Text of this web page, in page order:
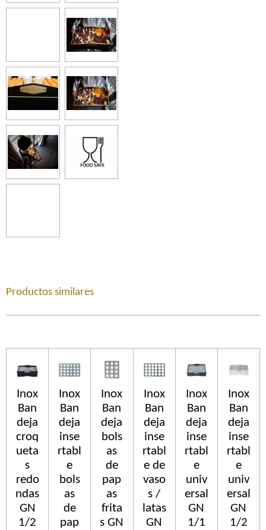
Productos similares
Inox
Ban
deja
croq
ueta
s
redo
ndas
GN
1/2
Inox
Ban
deja
inse
rtabl
e
bols
as
de
pap
Inox
Ban
deja
bols
as
de
pap
as
frita
s GN
Inox
Ban
deja
inse
rtabl
e de
vaso
s /
latas
GN
Inox
Ban
deja
inse
rtabl
e
univ
ersal
GN
1/1
Inox
Ban
deja
inse
rtabl
e
univ
ersal
GN
1/2